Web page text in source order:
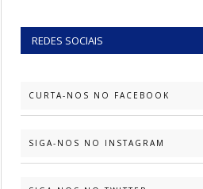
REDES SOCIAIS
CURTA-NOS NO FACEBOOK
SIGA-NOS NO INSTAGRAM